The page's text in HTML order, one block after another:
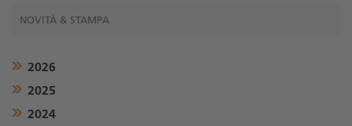
NOVITÀ & STAMPA
2026
2025
2024